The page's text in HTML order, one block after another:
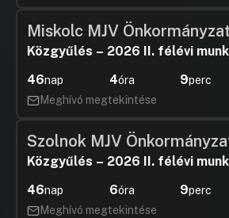
Miskolc MJV
Közgyűlés – 2026 II. félévi
46nap 4óra 9perc
Meghívó megtekintése
Szolnok MJV
Közgyűlés – 2026 II. félévi
46nap 6óra 9perc
Meghívó megtekintése